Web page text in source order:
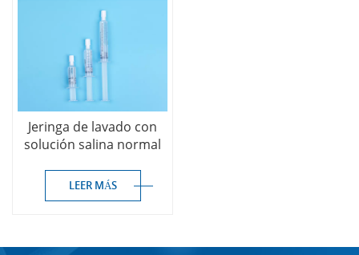
Jeringa de lavado con
solución salina normal
LEER MÁS